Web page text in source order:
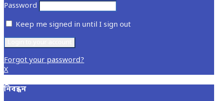
Password
Keep me signed in until I sign out
Forgot your password?
X
নিবন্ধন